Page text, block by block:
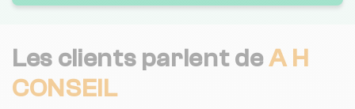
Les clients parlent deA H
CONSEIL